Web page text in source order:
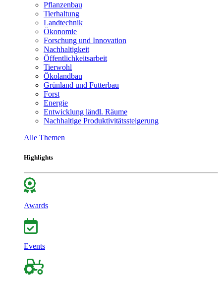
Pflanzenbau
Tierhaltung
Landtechnik
Ökonomie
Forschung und Innovation
Nachhaltigkeit
Öffentlichkeitsarbeit
Tierwohl
Ökolandbau
Grünland und Futterbau
Forst
Energie
Entwicklung ländl. Räume
Nachhaltige Produktivitätssteigerung
Alle Themen
Highlights
Awards
Events